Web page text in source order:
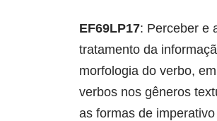
EF69LP17: Perceber e
tratamento da
morfologia do verbo,
verbos nos gêneros
as formas de